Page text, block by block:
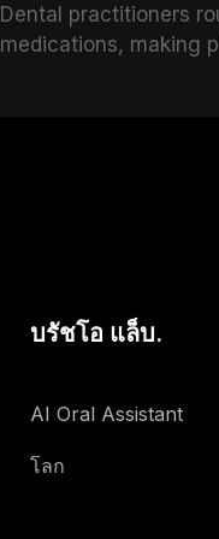
specific to the
comorbidities, and
Dental practitioners
medications, making
บรัชโอ แล็บ.
AI Oral Assistant
โลก